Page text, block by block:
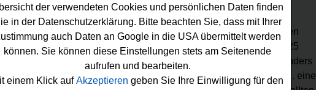
Adventskalender Gewinnspiel
gern überraschen lässt und tolle Sachpreise und Technik gewinnen
sollte bei dem aktuellen ALCAR Adventskalender Gewinnspiel 2025
Jeden Tag wartet hinter den Türchen des ALCAR Adventskalenders
schöne Überraschung. Verlost wird zum Beispiel gleich am 1.12. eine
der verwendeten Cookies und persönlichen Daten finden
in der Datenschutzerklärung. Bitte beachten Sie, dass mit Ihrer
auch Daten an Google in die USA übermittelt werden
können. Sie können diese Einstellungen stets am Seitenende
aufrufen und bearbeiten.
einem Klick aufAkzeptieren geben Sie Ihre Einwilligung für den